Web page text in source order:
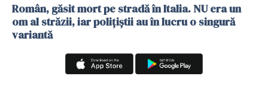
Român, găsit mort pe stradă în Italia. NU era un
om al străzii, iar polițiștii au în lucru o singură
variantă